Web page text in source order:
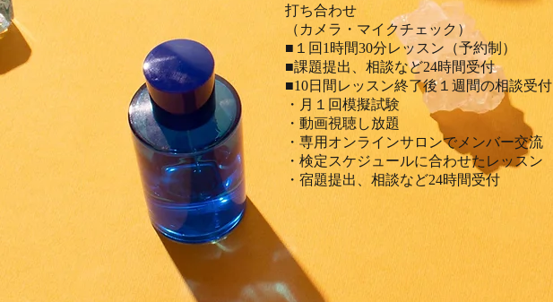
打ち合わせ
（カメラ・マイクチェック）
■１回1時間30分レッスン（予約制）
■課題提出、相談など24時間受付
​■10日間レッスン終了後１週間の相談受付
・月１回模擬試験
・動画視聴し放題
・専用オンラインサロンでメンバー交流
・検定スケジュールに合わせたレッスン
・宿題提出、相談など24時間受付